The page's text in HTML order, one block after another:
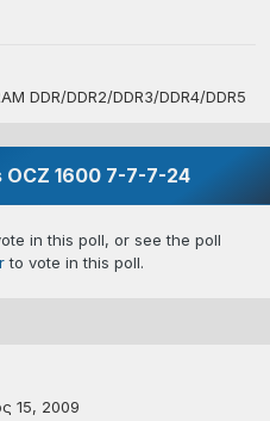
DDR/DDR2/DDR3/DDR4/DDR5
1600 7-7-7-24
in this poll, or see the poll
to vote in this poll.
15, 2009